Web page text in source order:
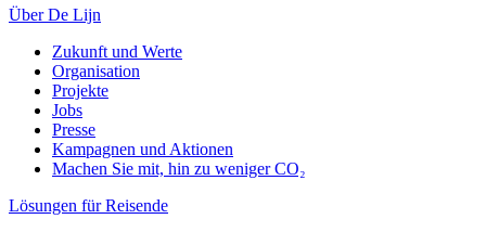
Über De Lijn
Zukunft und Werte
Organisation
Projekte
Jobs
Presse
Kampagnen und Aktionen
Machen Sie mit, hin zu weniger CO₂
Lösungen für Reisende